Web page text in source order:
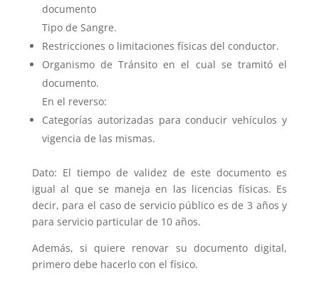
documento
Tipo de Sangre.
Restricciones o limitaciones físicas del conductor.
Organismo de Tránsito en el cual se tramitó el
documento.
En el reverso:
Categorías autorizadas para conducir vehículos y
vigencia de las mismas.
Dato: El tiempo de validez de este documento es
igual al que se maneja en las licencias físicas. Es
decir, para el caso de servicio público es de 3 años y
para servicio particular de 10 años.
Además, si quiere renovar su documento digital,
primero debe hacerlo con el físico.